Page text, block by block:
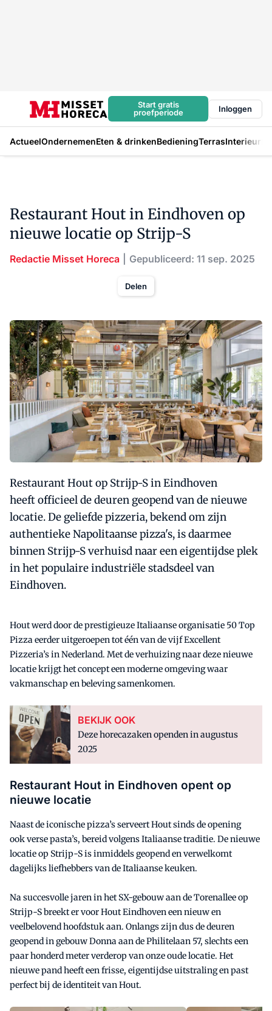
Start gratis
proefperiode
Inloggen
ActueelOndernemenEten & drinkenBedieningTerrasInterieur
Restaurant Hout in Eindhoven op
nieuwe locatie op Strijp-S
Redactie Misset Horeca Gepubliceerd: 11 sep. 2025
Delen
Restaurant Hout op Strijp-S in Eindhoven
heeft officieel de deuren geopend van de nieuwe
locatie. De geliefde pizzeria, bekend om zijn
authentieke Napolitaanse pizza's, is daarmee
binnen Strijp-S verhuisd naar een eigentijdse plek
in het populaire industriële stadsdeel van
Eindhoven.
Hout werd door de prestigieuze Italiaanse organisatie 50 Top
Pizza eerder uitgeroepen tot één van de vijf Excellent
Pizzeria’s in Nederland. Met de verhuizing naar deze nieuwe
locatie krijgt het concept een moderne omgeving waar
vakmanschap en beleving samenkomen.
BEKIJK OOK
Deze horecazaken openden in augustus
2025
Restaurant Hout in Eindhoven opent op
nieuwe locatie
Naast de iconische pizza’s serveert Hout sinds de opening
ook verse pasta’s, bereid volgens Italiaanse traditie. De nieuwe
locatie op Strijp-S is inmiddels geopend en verwelkomt
dagelijks liefhebbers van de Italiaanse keuken.
Na succesvolle jaren in het SX-gebouw aan de Torenallee op
Strijp-S breekt er voor Hout Eindhoven een nieuw en
veelbelovend hoofdstuk aan. Onlangs zijn dus de deuren
geopend in gebouw Donna aan de Philitelaan 57, slechts een
paar honderd meter verderop van onze oude locatie. Het
nieuwe pand heeft een frisse, eigentijdse uitstraling en past
perfect bij de identiteit van Hout.